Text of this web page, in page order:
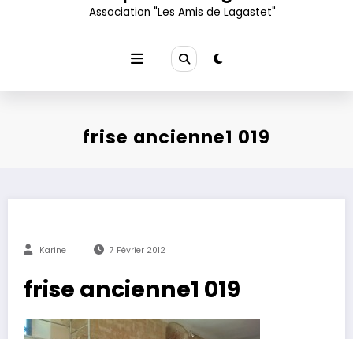
Association "Les Amis de Lagastet"
frise ancienne1 019
Karine 7 Février 2012
frise ancienne1 019